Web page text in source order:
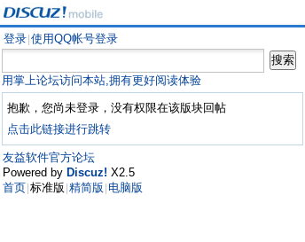
登录 使用QQ帐号登录
用掌上论坛访问本站,拥有更好阅读体验
抱歉，您尚未登录，没有权限在该版块回帖
点击此链接进行跳转
友益软件官方论坛
Powered by Discuz! X2.5
首页 标准版 精简版 电脑版